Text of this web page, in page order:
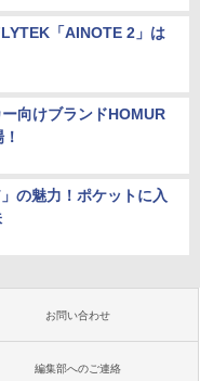
「AINOTE 2」は
向けブランドHOMUR
の魅力！ポケットに入
お問い合わせ
編集部へのご連絡